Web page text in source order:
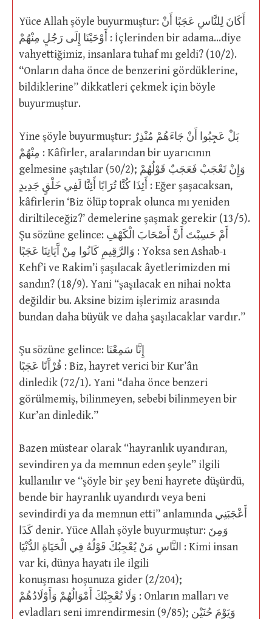
Yüce Allah şöyle buyurmuştur: أَكَانَ لِلنَّاسِ عَجَبًا أَنْ
أَوْحَيْنَا إِلَى رَجُلٍ مِنْهُمْ : İçlerinden bir adama…diye
vahyettiğimiz, insanlara tuhaf mı geldi? (10/2).
“Onların daha önce de benzerini gördüklerine,
bildiklerine” dikkatleri çekmek için böyle
buyurmuştur.
Yine şöyle buyurmuştur: بَلْ عَجِبُوا أَنْ جَاءَهُمْ مُنْذِرٌ
مِنْهُمْ : Kâfirler, aralarından bir uyarıcının
gelmesine şaştılar (50/2); وَإِنْ تَعْجَبْ فَعَجَبٌ قَوْلُهُمْ
أَئِذَا كُنَّا تُرَابًا أَئِنَّا لَفِي خَلْقٍ جَدِيدٍ : Eğer şaşacaksan,
kâfirlerin ‘Biz ölüp toprak olunca mı yeniden
diriltileceğiz?’ demelerine şaşmak gerekir (13/5).
Şu sözüne gelince: أَمْ حَسِبْتَ أَنَّ أَصْحَابَ الْكَهْفِ
وَالرَّقِيمِ كَانُوا مِنْ آَيَاتِنَا عَجَبًا : Yoksa sen Ashab-ı
Kehf’i ve Rakim’i şaşılacak âyetlerimizden mi
sandın? (18/9). Yani “şaşılacak en nihai nokta
değildir bu. Aksine bizim işlerimiz arasında
bundan daha büyük ve daha şaşılacaklar vardır.”
Şu sözüne gelince: إِنَّا سَمِعْنَا
قُرْآَنًا عَجَبًا : Biz, hayret verici bir Kur’ân
dinledik (72/1). Yani “daha önce benzeri
görülmemiş, bilinmeyen, sebebi bilinmeyen bir
Kur’an dinledik.”
Bazen müstear olarak “hayranlık uyandıran,
sevindiren ya da memnun eden şeyle” ilgili
kullanılır ve “şöyle bir şey beni hayrete düşürdü,
bende bir hayranlık uyandırdı veya beni
sevindirdi ya da memnun etti” anlamında أَعْجَبَنِي
كَذَا denir. Yüce Allah şöyle buyurmuştur: وَمِنَ
النَّاسِ مَنْ يُعْجِبُكَ قَوْلُهُ فِي الْحَيَاةِ الدُّنْيَا : Kimi insan
var ki, dünya hayatı ile ilgili
konuşması hoşunuza gider (2/204);
وَلَا تُعْجِبْكَ أَمْوَالُهُمْ وَأَوْلَادُهُمْ : Onların malları ve
evladları seni imrendirmesin (9/85); وَيَوْمَ حُنَيْنٍ